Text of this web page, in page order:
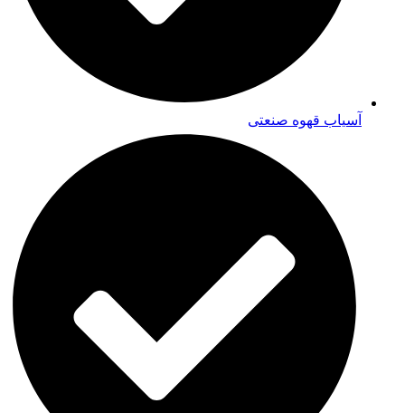
آسیاب قهوه صنعتی